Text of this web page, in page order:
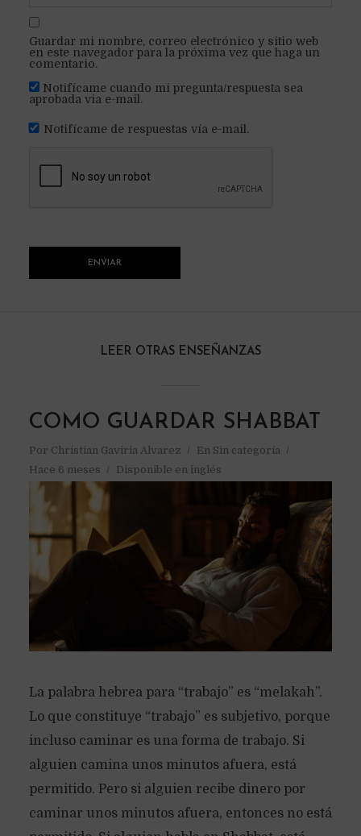
Guardar mi nombre, correo electrónico y sitio web
en este navegador para la próxima vez que haga un
comentario.
Notifícame cuando mi pregunta/respuesta sea
aprobada via e-mail.
Notifícame de respuestas vía e-mail.
LEER OTRAS ENSEÑANZAS
COMO GUARDAR SHABBAT
Por Christian Gaviria Alvarez En Sin categoría
Hace 6 meses
Disponible en inglés
La palabra hebrea para “trabajo” es “melakah”.
Lo que constituye “trabajo” es subjetivo, porque
incluso caminar es una forma de trabajo. Si
alguien camina unos minutos afuera, está
permitido. Pero si alguien recibe dinero por
caminar unos minutos afuera, entonces no está